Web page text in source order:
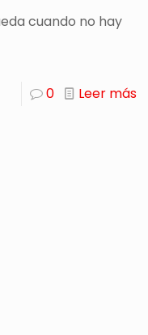
cuando no hay
0 Leer más